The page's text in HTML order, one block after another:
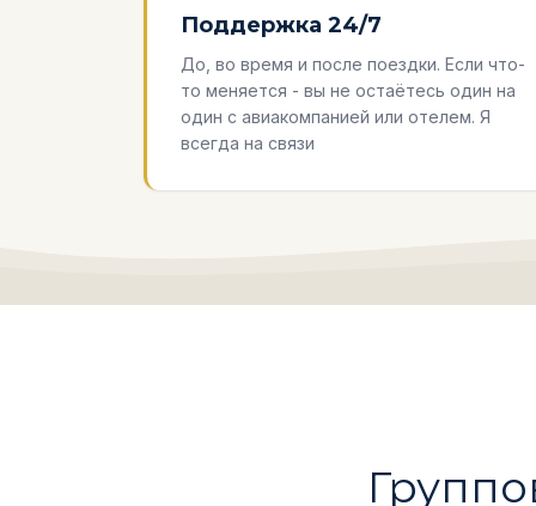
Поддержка 24/7
До, во время и после поездки. Если что-
то меняется - вы не остаётесь один на
один с авиакомпанией или отелем. Я
всегда на связи